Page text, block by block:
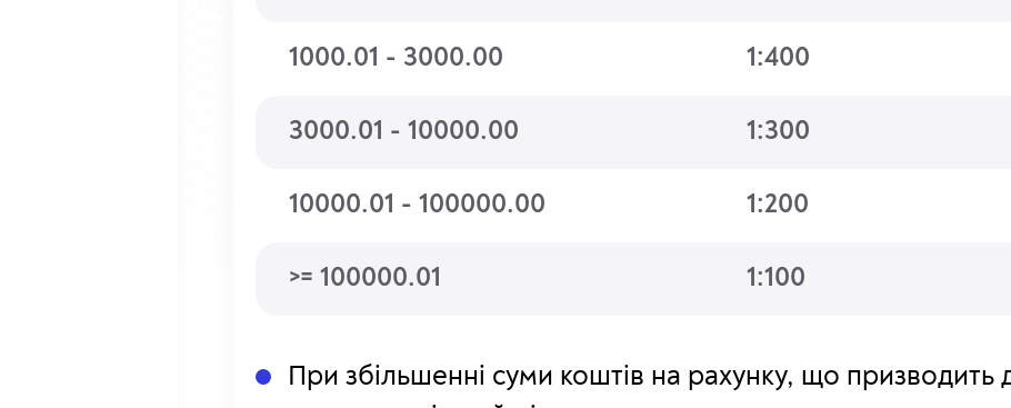
1000.01 - 3000.00 1:400
3000.01 - 10000.00 1:300
10000.01 - 100000.00 1:200
>= 100000.01 1:100
При збільшенні суми коштів на рахунку, що призводить